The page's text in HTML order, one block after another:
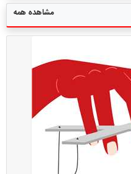
مشاهده همه